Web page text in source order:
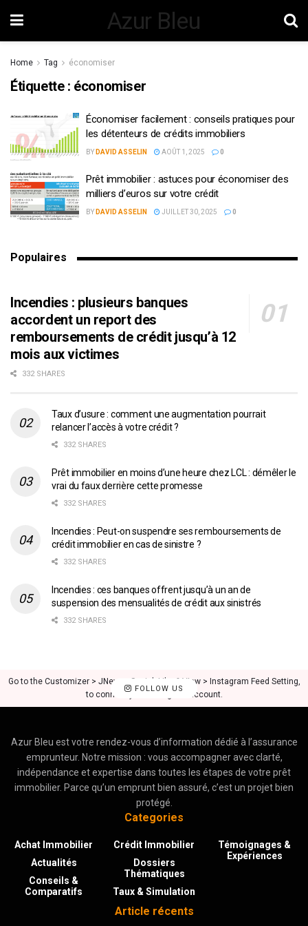
Azur Bleu
Home Tag économiser
Étiquette : économiser
Économiser facilement : conseils pratiques pour
les détenteurs de crédits immobiliers
BY DAVID ASSELIN AOÛT 1, 2025 0
Prêt immobilier : astuces pour économiser des
milliers d’euros sur votre crédit
BY DAVID ASSELIN JUILLET 30, 2025 0
Populaires
Incendies : plusieurs banques
accordent un report des
remboursements de crédit jusqu’à 12
mois aux victimes
332 SHARES
Taux d’usure : comment une augmentation pourrait
relancer l’accès à votre crédit ?
332 SHARES
Prêt immobilier en moins d’une heure chez LCL : démêler le
vrai du faux derrière cette promesse
332 SHARES
Incendies : Peut-on suspendre ses remboursements de
crédit immobilier en cas de sinistre ?
332 SHARES
Incendies : ces banques offrent jusqu’à un an de
suspension des mensualités de crédit aux sinistrés
332 SHARES
FOLLOW US
Go to the Customizer > JNews : Social, Like & View > Instagram Feed Setting,
to connect your Instagram account.
Azur Bleu est votre rendez-vous d’information dédié à l’assurance
emprunteur. Notre mission : vous accompagner avec clarté,
indépendance et expertise dans toutes les étapes de votre prêt
immobilier. Parce qu’un emprunt bien assuré, c’est un projet bien
protégé.
Categories
Achat Immobilier
Actualités
Conseils &
Comparatifs
Crédit Immobilier
Dossiers
Thématiques
Taux & Simulation
Témoignages &
Expériences
Article récents